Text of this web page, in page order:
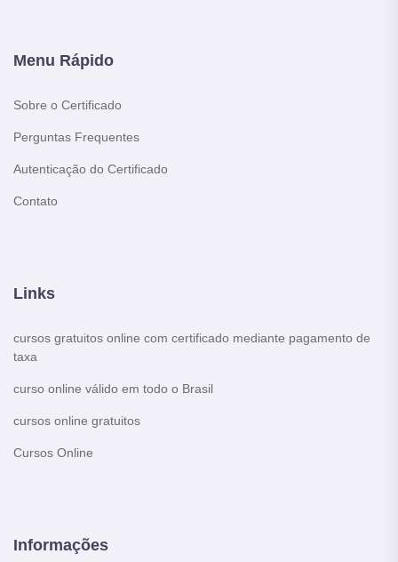
Menu Rápido
Sobre o Certificado
Perguntas Frequentes
Autenticação do Certificado
Contato
Links
cursos gratuitos online com certificado mediante pagamento de
taxa
curso online válido em todo o Brasil
cursos online gratuitos
Cursos Online
Informações